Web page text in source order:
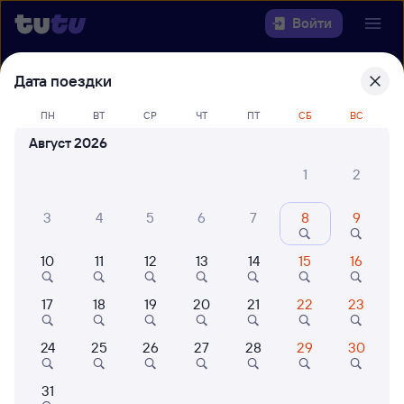
Войти
Выберите день, чтобы найти
билеты Можайск — Москва
Белорусская
Куда
Когда
Кто едет
Найти поезда
Дата поездки
ПН ВТ СР ЧТ ПТ СБ ВС
Август 2026
1
2
3 4 5 6 7 8 9
10 11 12 13 14 15 16
17 18 19 20 21 22 23
24 25 26 27 28 29 30
31